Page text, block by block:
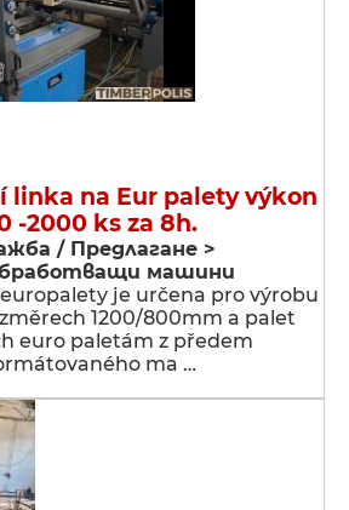
linka na Eur palety výkon
-2000 ks za 8h.
/ Предлагане >
машини
je určena pro výrobu
1200/800mm a palet
euro paletám z předem
ma …